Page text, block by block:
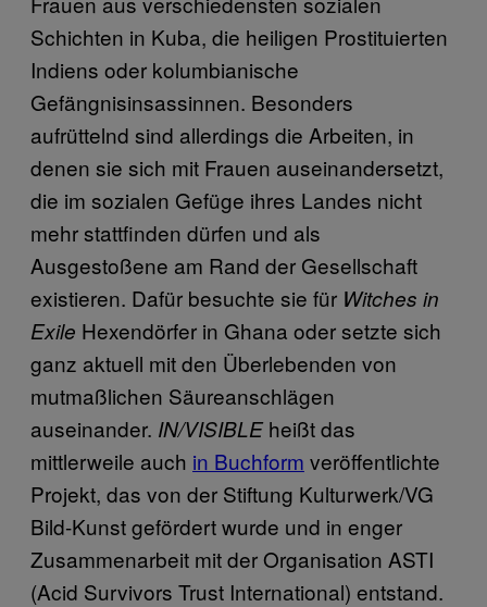
Schichten in Kuba, die heiligen Prostituierten
Indiens oder kolumbianische
Gefängnisinsassinnen. Besonders
aufrüttelnd sind allerdings die Arbeiten, in
denen sie sich mit Frauen auseinandersetzt,
die im sozialen Gefüge ihres Landes nicht
mehr stattfinden dürfen und als
Ausgestoßene am Rand der Gesellschaft
existieren. Dafür besuchte sie für Witches in
Exile Hexendörfer in Ghana oder setzte sich
ganz aktuell mit den Überlebenden von
mutmaßlichen Säureanschlägen
auseinander. IN/VISIBLEheißt das
mittlerweile auch in Buchform veröffentlichte
Projekt, das von der Stiftung Kulturwerk/VG
Bild-Kunst gefördert wurde und in enger
Zusammenarbeit mit der Organisation ASTI
(Acid Survivors Trust International) entstand.